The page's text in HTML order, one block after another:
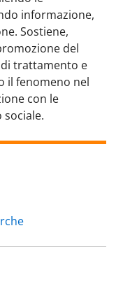
informazione,
Sostiene,
del
di trattamento e
il fenomeno nel
con le